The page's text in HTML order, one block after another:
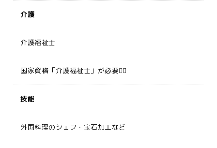
介護
介護福祉士
国家資格「介護福祉士」が必要🧑‍⚕️
技能
外国料理のシェフ・宝石加工など